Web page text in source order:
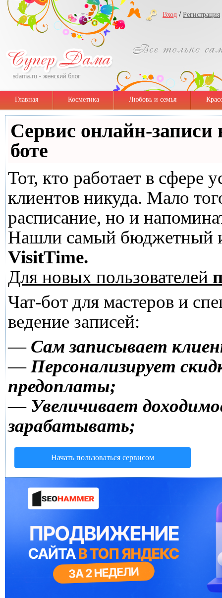
Вход / Регистрация
Главная Косметика Любовь и семья
Сервис онлайн-записи
боте
Тот, кто работает в сфере
клиентов никуда. Мало
расписание, но и
Нашли самый бюджетный
VisitTime.
Для новых пользователей
Чат-бот для мастеров и
ведение записей:
— Сам записывает
—Персонализирует
предоплаты;
— Увеличивает
зарабатывать;
Начать пользоваться сервисом